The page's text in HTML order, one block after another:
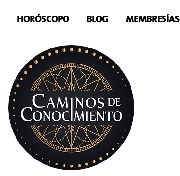
HORÓSCOPO BLOG MEMBRESÍAS